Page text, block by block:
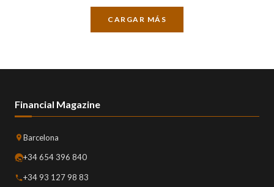
CARGAR MÁS
Financial Magazine
Barcelona
+34 654 396 840
+34 93 127 98 83